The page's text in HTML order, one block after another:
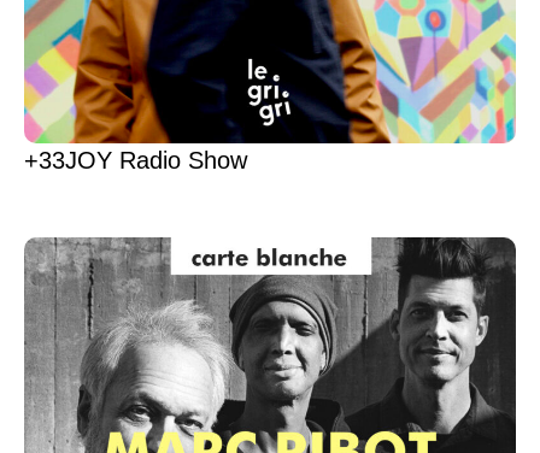
+33JOY Radio Show